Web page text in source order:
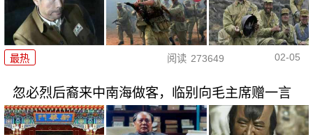
最热 阅读 273649 02-05
忽必烈后裔来中南海做客，临别向毛主席赠一言